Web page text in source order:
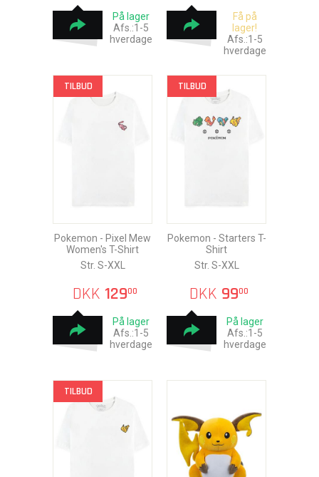
På lager
Afs.:1-5
hverdage
Få på
lager!
Afs.:1-5
hverdage
TILBUD
Pokemon - Pixel Mew
Women's T-Shirt
Str. S-XXL
DKK 12900
På lager
Afs.:1-5
hverdage
TILBUD
Pokemon - Starters T-
Shirt
Str. S-XXL
DKK 9900
På lager
Afs.:1-5
hverdage
TILBUD